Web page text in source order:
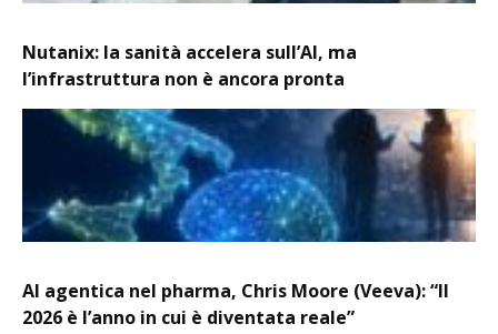
Nutanix: la sanità accelera sull’AI, ma
l’infrastruttura non è ancora pronta
AI agentica nel pharma, Chris Moore (Veeva): “Il
2026 è l’anno in cui è diventata reale”